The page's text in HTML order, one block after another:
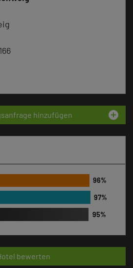
hinzufügen add_circle
bewerten